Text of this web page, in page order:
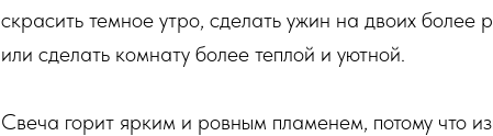
скрасить темное утро, сделать ужин на двоих более
или сделать комнату более теплой и уютной.
Свеча горит ярким и ровным пламенем, потому что